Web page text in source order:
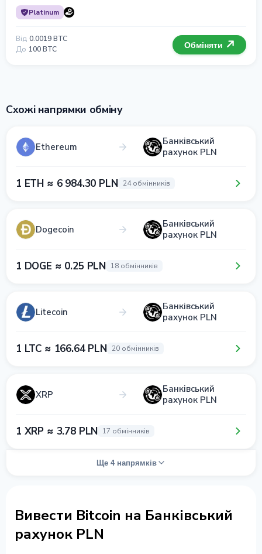
Platinum
Від 0.0019 BTC
До 100 BTC Обміняти
Схожі напрямки обміну
Ethereum
Банківський
рахунок PLN
1 ETH ≈ 6 984.30 PLN 24 обмінників
Dogecoin
Банківський
рахунок PLN
1 DOGE ≈ 0.25 PLN 18 обмінників
Litecoin
Банківський
рахунок PLN
1 LTC ≈ 166.64 PLN 20 обмінників
XRP
Банківський
рахунок PLN
1 XRP ≈ 3.78 PLN 17 обмінників
Ще 4 напрямків
Вивести Bitcoin на Банківський
рахунок PLN